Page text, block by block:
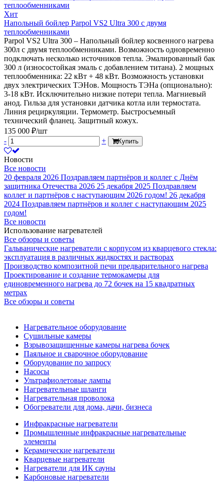
Хит
Напольный бойлер Parpol VS2 Ultra 300 с двумя
теплообменниками
Parpol VS2 Ultra 300 – Напольный бойлер косвенного нагрева
300л с двумя теплообменниками. Возможность одновременно
подключать несколько источников тепла. Эмалированный бак
300 л (износостойкая эмаль с добавлением титана). 2 мощных
теплообменника: 22 кВт + 48 кВт. Возможность установки
двух электрических ТЭНов. Мощность ТЭНа (опционально):
3-18 кВт. Исключительно низкие потери тепла. Магниевый
анод. Гильза для установки датчика котла или термостата.
Линия рециркуляции. Термометр. Быстросъемный
технический фланец. Защитный кожух.
135 000 ₽/шт
-
+ Купить
Новости
Все новости
20 февраля 2026 Поздравляем партнёров и коллег с Днём
защитника Отечества 2026 25 декабря 2025 Поздравляем
коллег и партнёров с наступающим 2026 годом! 26 декабря
2024 Поздравляем партнёров и коллег с наступающим 2025
годом!
Все новости
Использование нагревателей
Все обзоры и советы
Гальванические нагреватели с корпусом из кварцевого стекла:
эксплуатация в различных жидкостях и растворах
Производство композитной печи предварительного нагрева
Проектирование и создание термокамеры для
единовременного нагрева до 72 бочек на 15 квадратных
метрах
Все обзоры и советы
Нагревательное оборудование
Сушильные камеры
Взрывозащищенные камеры нагрева бочек
Паяльное и сварочное оборудование
Оборудование по запросу
Насосы
Ультрафиолетовые лампы
Нагревательные шланги
Нагревательная проволока
Обогреватели для дома, дачи, бизнеса
Инфракрасные нагреватели
Промышленные инфракрасные нагревательные
элементы
Керамические нагреватели
Кварцевые нагреватели
Нагреватели для ИК сауны
Карбоновые нагреватели